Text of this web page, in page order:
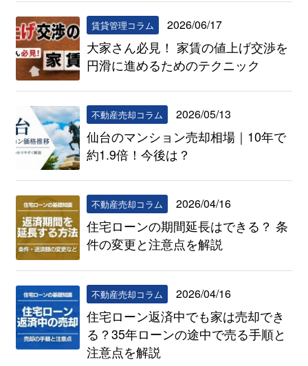
賃貸管理コラム 2026/06/17
大家さん必見！ 家賃の値上げ交渉を
円滑に進めるためのテクニック
不動産売却コラム 2026/05/13
仙台のマンション売却相場｜10年で
約1.9倍！今後は？
不動産売却コラム 2026/04/16
住宅ローンの期間延長はできる？ 条
件の変更と注意点を解説
不動産売却コラム 2026/04/16
住宅ローン返済中でも家は売却でき
る？35年ローンの途中で売る手順と
注意点を解説